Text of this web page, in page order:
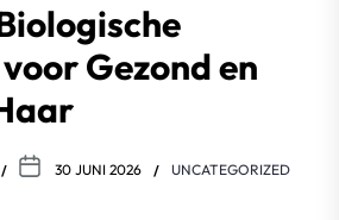
Gezond en
30 JUNI 2026 UNCATEGORIZED